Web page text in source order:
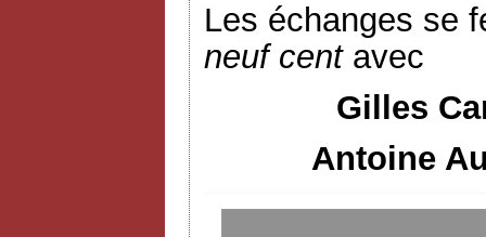
Les échanges se
neuf centavec
Gilles
Antoine